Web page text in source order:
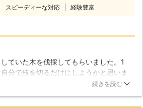
プロダクト」に庭木の伐採をおまかせ
スピーディーな対応 経験豊富
ていた木を伐採してもらいました。1
分で枝を切るだけにしようかと思いま
たので、倒れる前の予防策です。早めに
続きを読む